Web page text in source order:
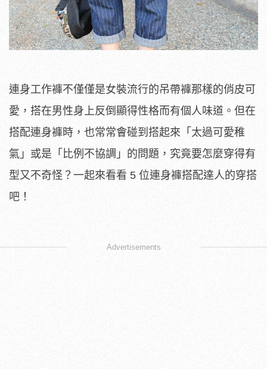
連身工作褲不僅僅是女裝流行的吊帶褲那樣的俏皮可
愛，搭在男性身上反倒顯得性格而有個人味道。但在
搭配連身褲時，也常常會碰到搭起來「太過可愛稚
氣」或是「比例不協調」的問題，究竟要怎麼穿得有
型又不奇怪？一起來看看 5 位連身褲搭配達人的穿搭
吧！
Advertisements